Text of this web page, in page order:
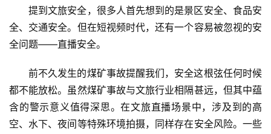
旅
游
R
+
文
旅
提到文旅安全，很多人首先想到的是景区安全、食品安
全、交通安全。但在短视频时代，还有一个容易被忽视的安
全问题——直播安全。
前不久发生的煤矿事故提醒我们，安全这根弦任何时候
都不能放松。虽然煤矿事故与文旅行业相隔甚远，但其中蕴
含的警示意义值得深思。在文旅直播场景中，涉及到的高
空、水下、夜间等特殊环境拍摄，同样存在安全风险。一些